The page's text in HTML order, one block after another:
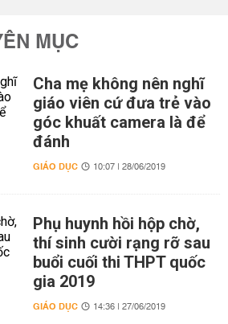
MỤC
Cha mẹ không nên nghĩ
giáo viên cứ đưa trẻ vào
góc khuất camera là để
đánh
GIÁO DỤC 10:07 | 28/06/2019
Phụ huynh hồi hộp chờ,
thí sinh cười rạng rỡ sau
buổi cuối thi THPT quốc
gia 2019
GIÁO DỤC 14:36 | 27/06/2019